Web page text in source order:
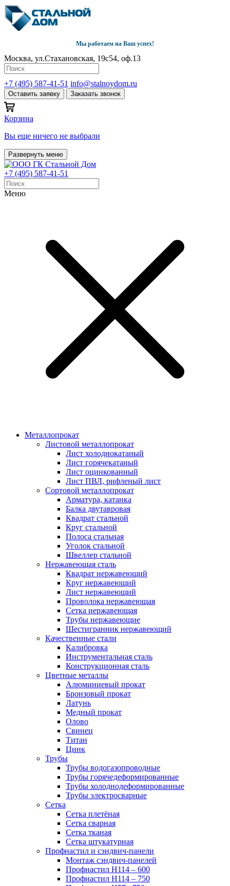
Мы работаем на Ваш успех!
Москва, ул.Стахановская, 19с54, оф.13
+7 (495) 587-41-51 info@stalnoydom.ru
Оставить заявку Заказать звонок
Корзина
Вы еще ничего не выбрали
Развернуть меню
+7 (495) 587-41-51
Меню
Металлопрокат
Листовой металлопрокат
Лист холоднокатаный
Лист горячекатаный
Лист оцинкованный
Лист ПВЛ, рифленый лист
Сортовой металлопрокат
Арматура, катанка
Балка двутавровая
Квадрат стальной
Круг стальной
Полоса стальная
Уголок стальной
Швеллер стальной
Нержавеющая сталь
Квадрат нержавеющий
Круг нержавеющий
Лист нержавеющий
Проволока нержавеющая
Сетка нержавеющая
Трубы нержавеющие
Шестигранник нержавеющий
Качественные стали
Калибровка
Инструментальная сталь
Конструкционная сталь
Цветные металлы
Алюминиевый прокат
Бронзовый прокат
Латунь
Медный прокат
Олово
Свинец
Титан
Цинк
Трубы
Трубы водогазопроводные
Трубы горячедеформированные
Трубы холоднодеформированные
Трубы электросварные
Сетка
Сетка плетёная
Сетка сварная
Сетка тканая
Сетка штукатурная
Профнастил и сэндвич-панели
Монтаж сэндвич-панелей
Профнастил Н114 – 600
Профнастил Н114 – 750